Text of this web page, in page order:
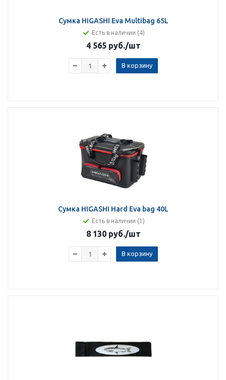
Сумка HIGASHI Eva Multibag 65L
Есть в наличии (4)
4 565 руб./шт
В корзину
Сумка HIGASHI Hard Eva bag 40L
Есть в наличии (1)
8 130 руб./шт
В корзину